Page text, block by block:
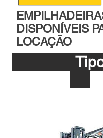
DISPONÍVEIS
LOCAÇÃO